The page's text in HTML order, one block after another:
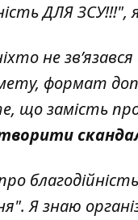
ДЛЯ
не
формат
що замість
Я знаю